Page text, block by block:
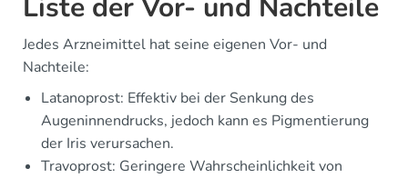
Liste der Vor- und Nachteile
Jedes Arzneimittel hat seine eigenen Vor- und
Nachteile:
Latanoprost: Effektiv bei der Senkung des
Augeninnendrucks, jedoch kann es Pigmentierung
der Iris verursachen.
Travoprost: Geringere Wahrscheinlichkeit von